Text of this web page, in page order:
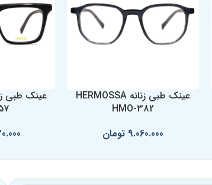
عینک طبی زنانه HERMOSSA
HMO-382
9.060.000 تومان